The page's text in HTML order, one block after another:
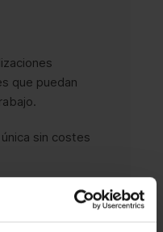
que puedan
sin costes
10 años de
de seguridad